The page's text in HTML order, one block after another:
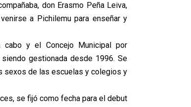
don Erasmo Peña Leiva,
a Pichilemu para enseñar y
y el Concejo Municipal por
gestionada desde 1996. Se
sexos de las escuelas y colegios y
se fijó como fecha para el debut